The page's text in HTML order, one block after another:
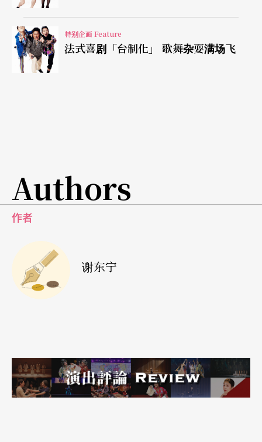
今年台北艺术节即将上场的《椅子》则是他另一个
成熟之作，这个剧本从形式、内容到主题紧紧相
扣、一气呵成，毫无冷场之处，虽然剧中大部分时
似日复一日、无聊乏味，且对过去充满缅怀之情的
日常对话。
而随著剧情的进行，戏剧情节大都停留原地，角色
唯一的戏剧动作，是在剧作家特别详尽描述的舞台
指示中，进行著连位置都标示清楚的搬椅子游戏。
他们搬椅子给各方邀请来的、看不见的宾客坐，他
正当大家屏气凝神等待这位使者，给大家传来讯息
的时候，只见演说家咿咿呀呀、比手划脚，原来他
特别企画 Feature
法式喜剧「台制化」 歌舞杂耍满场飞
Authors
作者
谢东宁